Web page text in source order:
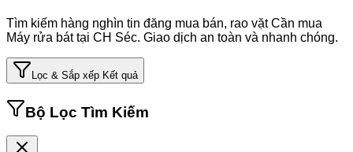
Tìm kiếm hàng nghìn tin đăng mua bán, rao vặtCần mua
Máy rửa bát tại CH Séc. Giao dịch an toàn và nhanh chóng.
Lọc & Sắp xếp Kết quả
Bộ Lọc Tìm Kiếm